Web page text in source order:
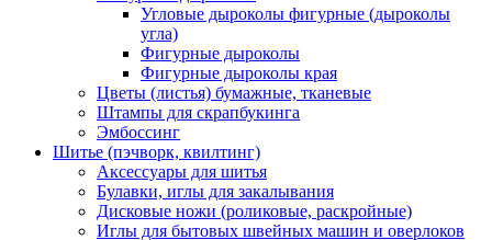
Угловые дыроколы фигурные (дыроколы
угла)
Фигурные дыроколы
Фигурные дыроколы края
Цветы (листья) бумажные, тканевые
Штампы для скрапбукинга
Эмбоссинг
Шитье (пэчворк, квилтинг)
Аксессуары для шитья
Булавки, иглы для закалывания
Дисковые ножи (роликовые, раскройные)
Иглы для бытовых швейных машин и оверлоков